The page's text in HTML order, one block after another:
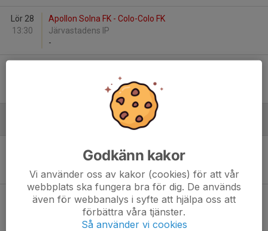
Lör 28
13:30
Apollon Solna FK - Colo-Colo FK
Järvastadens IP
-
Kolarängens Bollplan, Kallhäll
AIK P16-1 - Apollon Solna FK
Bergshamra IP, Solna
-
Lör 11
Järfälla FF Academy - Apollon Solna FK
Tallbohovs IP, Järfälla
Godkänn kakor
Vi använder oss av kakor (cookies) för att vår
webbplats ska fungera bra för dig. De används
även för webbanalys i syfte att hjälpa oss att
förbättra våra tjänster.
Så använder vi cookies